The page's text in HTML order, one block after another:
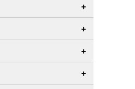
+
+
+
+